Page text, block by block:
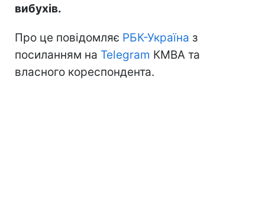
вибухів.
Про це повідомляє РБК-Україна з
посиланням на Telegram КМВА та
власного кореспондента.